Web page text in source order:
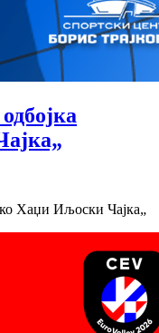
Хаџи Иљоски Чајка„